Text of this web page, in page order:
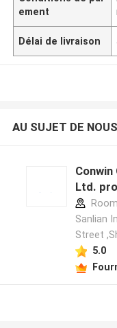
ement
Délai de livraison
AU SUJET DE NOUS
Ltd.
Sanlian
Street
5.0